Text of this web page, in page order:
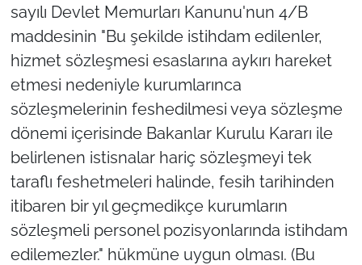
sayılı Devlet Memurları Kanunu'nun 4/B
maddesinin "Bu şekilde istihdam edilenler,
hizmet sözleşmesi esaslarına aykırı hareket
etmesi nedeniyle kurumlarınca
sözleşmelerinin feshedilmesi veya sözleşme
dönemi içerisinde Bakanlar Kurulu Kararı ile
belirlenen istisnalar hariç sözleşmeyi tek
taraflı feshetmeleri halinde, fesih tarihinden
itibaren bir yıl geçmedikçe kurumların
sözleşmeli personel pozisyonlarında istihdam
edilemezler." hükmüne uygun olması. (Bu